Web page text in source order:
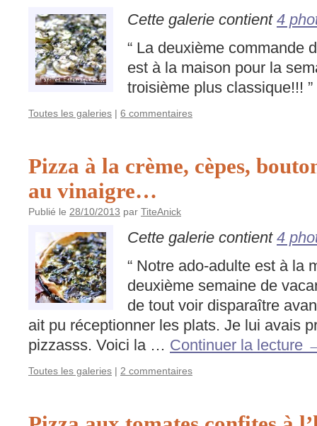
Cette galerie contient 4
“ La deuxième commande
est à la maison pour la
troisième plus classique!!! ”
Toutes les galeries | 6 commentaires
Pizza à la crème, cèpes,
au vinaigre…
Publié le 28/10/2013 par TiteAnick
Cette galerie contient 4
“ Notre ado-adulte est à la
deuxième semaine de
de tout voir disparaître
ait pu réceptionner les plats. Je lui avais
pizzasss. Voici la … Continuer la lecture
Toutes les galeries | 2 commentaires